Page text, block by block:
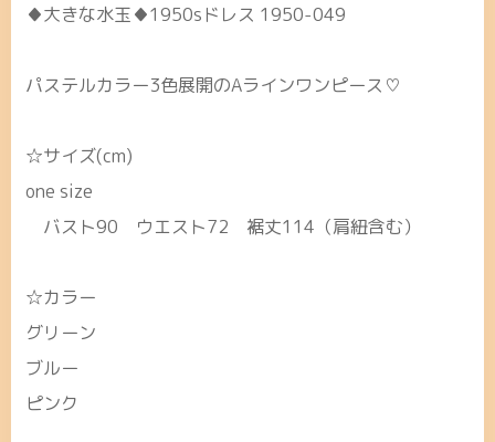
♦大きな水玉♦1950sドレス 1950-049
パステルカラー3色展開のAラインワンピース♡
☆サイズ(cm)
one size
バスト90 ウエスト72 裾丈114（肩紐含む）
☆カラー
グリーン
ブルー
ピンク